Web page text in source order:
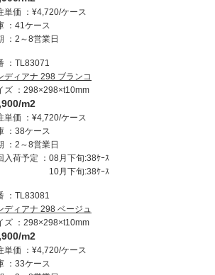
単価
¥4,720/ケース
41ケース
2～8営業日
TL83071
ディアナ 298 ブランコ
ズ
298×298×t10mm
m2
単価
¥4,720/ケース
38ケース
2～8営業日
入荷予定
08月下旬:38ｹｰｽ
10月下旬:38ｹｰｽ
TL83081
ディアナ 298 ベージュ
ズ
298×298×t10mm
m2
単価
¥4,720/ケース
33ケース